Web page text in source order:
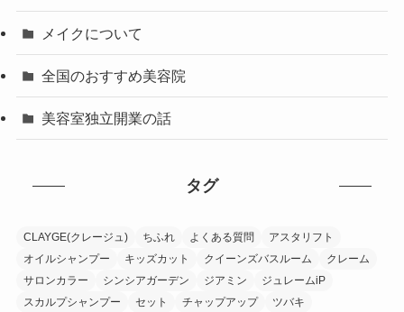
メイクについて
全国のおすすめ美容院
美容室独立開業の話
タグ
CLAYGE(クレージュ) ちふれ よくある質問
アスタリフト
オイルシャンプー
キッズカット クイーンズバスルーム
クレーム
サロンカラー
シンシアガーデン ジアミン
ジュレームiP
スカルプシャンプー
セット チャップアップ ツバキ